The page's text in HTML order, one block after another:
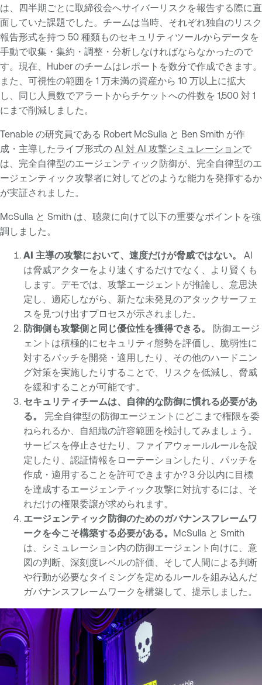
は、四半期ごとに取締役会へサイバーリスクを報告する際に直
面していた課題でした。チームは当時、それぞれ独自のリスク
報告形式を持つ 50 種類ものセキュリティツールからデータを
手動で収集・集約・調整・分析しなければならなかったので
す。現在、Huber のチームはレポートを数分で作成できます。
また、可視性の範囲を 1 万未満の資産から 10 万以上に拡大
し、同じ人員数でアラートからチケットへの件数を 1,500 対 1
にまで削減しました。
Tenable の研究員である Robert McSulla と Ben Smith が作
成・主導したライブ形式の AI 対 AI 攻撃シミュレーションで
は、完全自律型のエージェンティック防御が、完全自律型のエ
ージェンティック攻撃者に対してどのような能力を発揮するか
が実証されました。
McSulla と Smith は、聴衆に向けて以下の重要なポイントを強
調しました。
AI 主導の攻撃において、速度だけが脅威ではない。
AI
は脅威アクターをより速くするだけでなく、より賢くも
します。デモでは、攻撃エージェントが推論し、意思決
定し、適応しながら、新たな未発見のアタックサーフェ
スを見つけ出すプロセスが示されました。
防御側も攻撃側と同じ優位性を獲得できる。
防御エージ
ェントは積極的にセキュリティ態勢を評価し、脆弱性に
対するパッチを開発・適用したり、その他のハードニン
グ対策を実施したりすることで、リスクを低減し、脅威
を緩和することが可能です。
セキュリティチームは、自律的な防御に慣れる必要があ
る。
完全自律型の防御エージェントにどこまで権限を委
ねられるか、自組織の許容範囲を検討してみましょう。
サービスを停止させたり、ファイアウォールルールを設
定したり、認証情報をローテーションしたり、パッチを
作成・適用することを許可できますか? 3 分以内に目標
を達成するエージェンティック攻撃に対抗するには、そ
れだけの権限委譲が求められます。
エージェンティック防御のためのガバナンスフレームワ
ークを今こそ構築する必要がある。 McSulla と Smith
は、シミュレーション内の防御エージェント向けに、意
図の判断、深刻度レベルの評価、そして人間による判断
や行動が必要なタイミングを定めるルールを組み込んだ
ガバナンスフレームワークを構築して、提示しました。